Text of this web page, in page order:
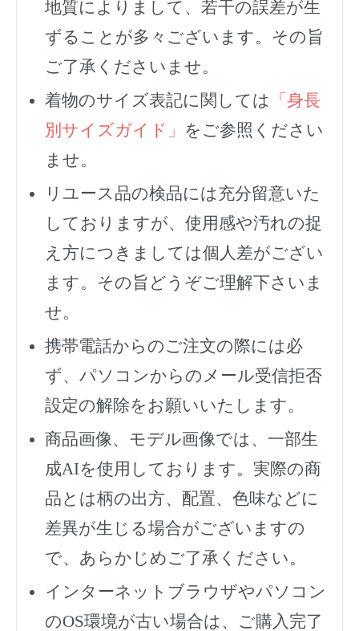
地質によりまして、若干の誤差が生
ずることが多々ございます。その旨
ご了承くださいませ。
着物のサイズ表記に関しては
「身長
別サイズガイド」 をご参照ください
ませ。
リユース品の検品には充分留意いた
しておりますが、使用感や汚れの捉
え方につきましては個人差がござい
ます。その旨どうぞご理解下さいま
せ。
携帯電話からのご注文の際には必
ず、 パソコンからのメール受信拒否
設定の解除をお願いいたします。
商品画像、モデル画像では、一部生
成AIを使用しております。実際の商
品とは柄の出方、配置、色味などに
差異が生じる場合がございますの
で、あらかじめご了承ください。
インターネットブラウザやパソコン
のOS環境が古い場合は、ご購入完了